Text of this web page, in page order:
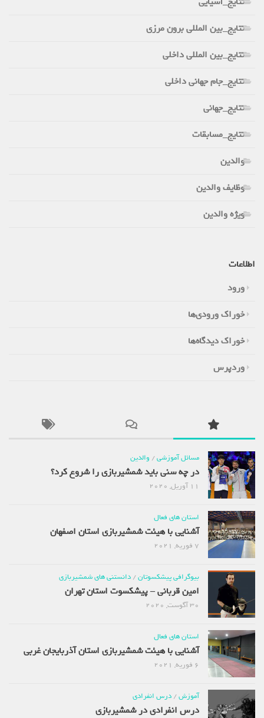
نتایج_بین المللی برون مرزی
نتایج_بین المللی داخلی
نتایج_جام جهانی داخلی
نتایج_جهانی
نتایج_مسابقات
والدین
وظایف والدین
ویژه والدین
اطلاعات
ورود
خوراک ورودی‌ها
خوراک دیدگاه‌ها
وردپرس
مسائل آموزشی/والدین
در چه سنی باید شمشیربازی را شروع کرد؟
استان های فعال
آشنایی با هیئت شمشیربازی استان اصفهان
بیوگرافی پیشکسوتان/دانستنی های شمشیربازی
امین قربانی – پیشکسوت استان تهران
استان های فعال
آشنایی با هیئت شمشیربازی استان آذربایجان غربی
آموزش/درس انفرادی
درس انفرادی در شمشیربازی